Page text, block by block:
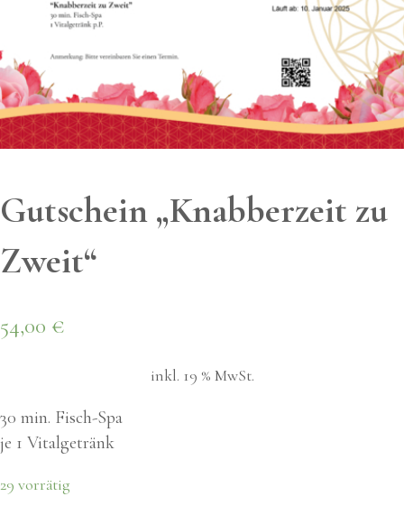
Gut­schein „Knab­ber­zeit zu
Zweit“
54,00 €
inkl. 19 % MwSt.
30 min. Fisch-Spa
je 1 Vitalgetränk
29 vorrätig